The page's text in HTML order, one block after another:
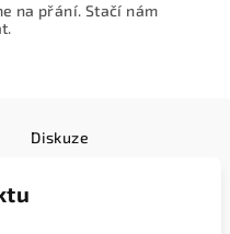
na přání. Stačí nám
Diskuze